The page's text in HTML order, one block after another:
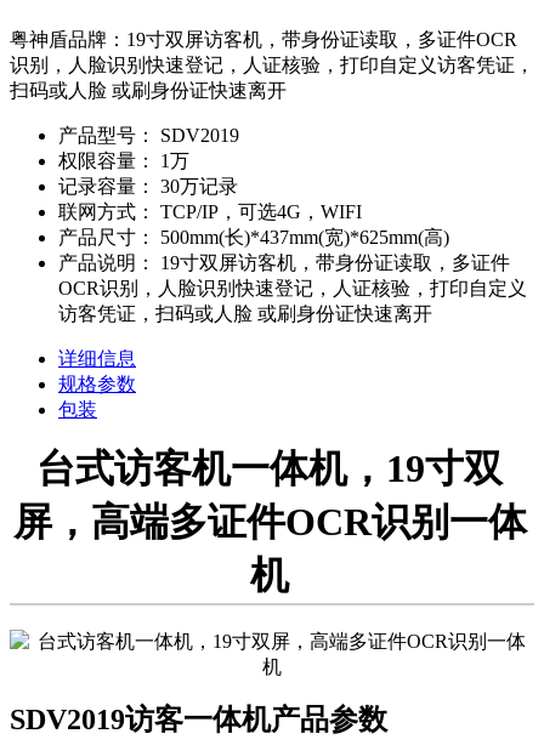
粤神盾品牌：19寸双屏访客机，带身份证读取，多证件OCR
识别，人脸识别快速登记，人证核验，打印自定义访客凭证，
扫码或人脸 或刷身份证快速离开
产品型号：
SDV2019
权限容量：
1万
记录容量：
30万记录
联网方式：
TCP/IP，可选4G，WIFI
产品尺寸：
500mm(长)*437mm(宽)*625mm(高)
产品说明：
19寸双屏访客机，带身份证读取，多证件
OCR识别，人脸识别快速登记，人证核验，打印自定义
访客凭证，扫码或人脸 或刷身份证快速离开
详细信息
规格参数
包装
台式访客机一体机，19寸双
屏，高端多证件OCR识别一体
机
SDV2019访客一体机产品参数